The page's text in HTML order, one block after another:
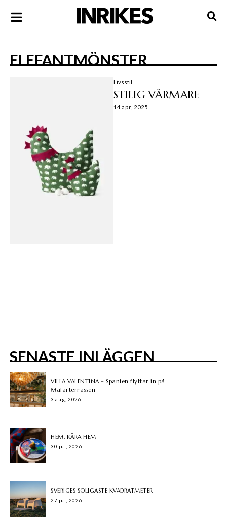
ELEFANTMÖNSTER
Livsstil
STILIG VÄRMARE
14 apr, 2025
SENASTE INLÄGGEN
VILLA VALENTINA – Spanien flyttar in på
Mälarterrassen
3 aug, 2026
HEM, KÄRA HEM
30 jul, 2026
SVERIGES SOLIGASTE KVADRATMETER
27 jul, 2026